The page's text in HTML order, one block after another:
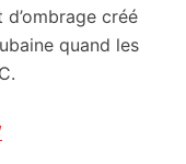
créé
quand les